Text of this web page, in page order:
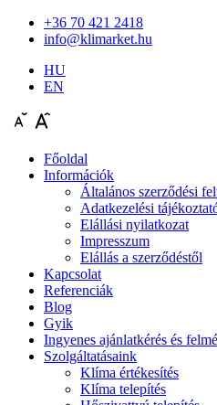
+36 70 421 2418
info@klimarket.hu
HU
EN
Főoldal
Információk
Általános szerződési
Adatkezelési
Elállási nyilatkozat
Impresszum
Elállás a szerződéstől
Kapcsolat
Referenciák
Blog
Gyik
Ingyenes ajánlatkérés és
Szolgáltatásaink
Klíma értékesítés
Klíma telepítés